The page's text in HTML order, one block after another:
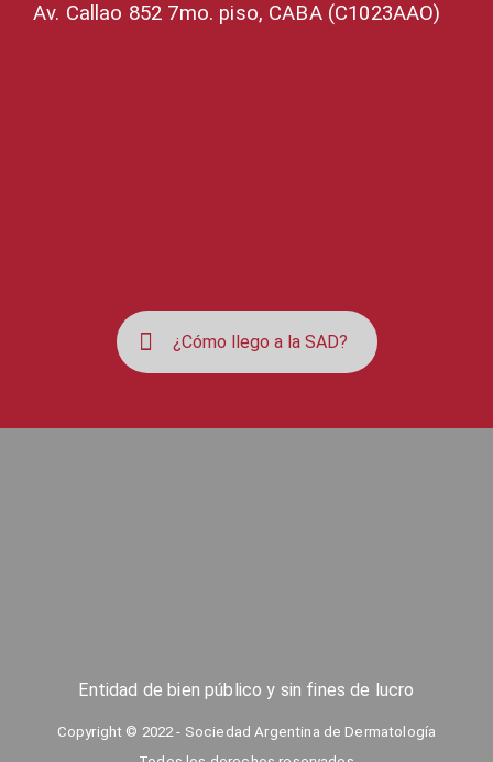
Av. Callao 852 7mo. piso, CABA (C1023AAO)
¿Cómo llego a la SAD?
Entidad de bien público y sin fines de lucro
Copyright © 2022 - Sociedad Argentina de Dermatología